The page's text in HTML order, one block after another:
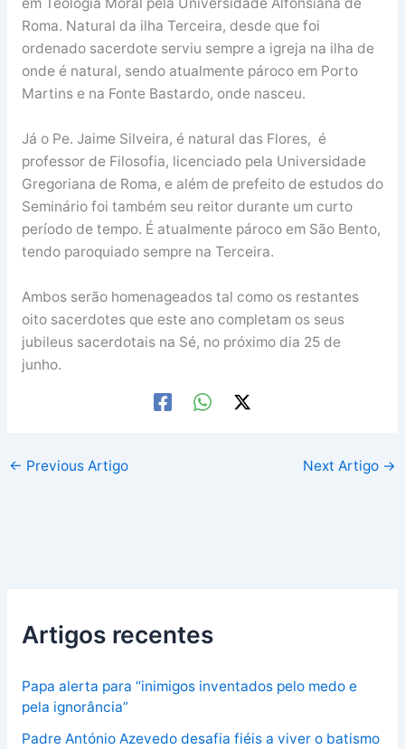
Roma. Natural da ilha Terceira, desde que foi
ordenado sacerdote serviu sempre a igreja na ilha de
onde é natural, sendo atualmente pároco em Porto
Martins e na Fonte Bastardo, onde nasceu.
Já o Pe. Jaime Silveira, é natural das Flores, é
professor de Filosofia, licenciado pela Universidade
Gregoriana de Roma, e além de prefeito de estudos do
Seminário foi também seu reitor durante um curto
período de tempo. É atualmente pároco em São Bento,
tendo paroquiado sempre na Terceira.
Ambos serão homenageados tal como os restantes
oito sacerdotes que este ano completam os seus
jubileus sacerdotais na Sé, no próximo dia 25 de
junho.
← Previous Artigo Next Artigo →
Artigos recentes
Papa alerta para “inimigos inventados pelo medo e
pela ignorância”
Padre António Azevedo desafia fiéis a viver o batismo